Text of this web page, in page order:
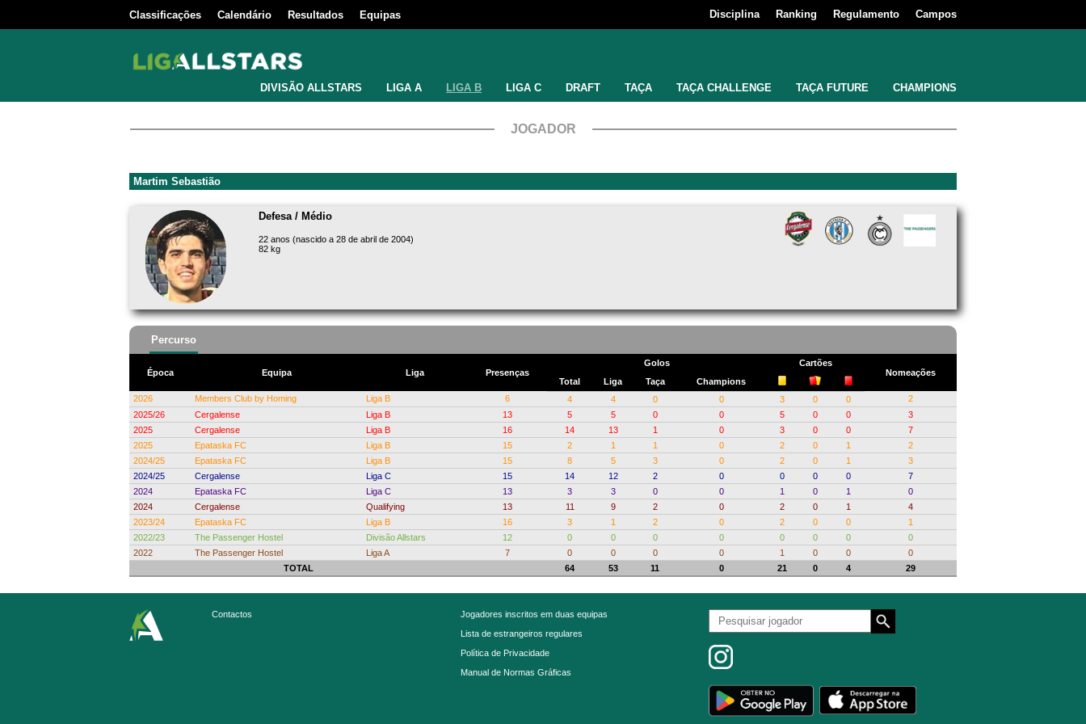
Classificações Calendário Resultados Equipas Disciplina Ranking Regulamento Campos
DIVISÃO ALLSTARS LIGA A LIGA B LIGA C DRAFT TAÇA TAÇA CHALLENGE TAÇA FUTURE CHAMPIONS
JOGADOR
Martim Sebastião
Defesa / Médio
22 anos (nascido a 28 de abril de 2004)
82 kg
Percurso
Época Equipa Liga Presenças
Golos
Cartões
Nomeações
Total
Liga Taça
Champions
2026
Members Club by Homing Liga B 6 4 4 0 0 3 0 0
2
2025/26
Cergalense Liga B 13 5 5 0 0 5 0 0
3
2025
Cergalense Liga B 16 14 13 1 0 3 0 0
7
2025
Epataska FC Liga B 15 2 1 1 0 2 0 1
2
2024/25
Epataska FC Liga B 15 8 5 3 0 2 0 1
3
2024/25
Cergalense Liga C 15 14 12 2 0 0 0 0
7
2024
Epataska FC Liga C 13 3 3 0 0 1 0 1
0
2024
Cergalense Qualifying 13 11 9 2 0 2 0 1
4
2023/24
Epataska FC Liga B 16 3 1 2 0 2 0 0
1
2022/23
The Passenger Hostel Divisão Allstars 12 0 0 0 0 0 0 0
0
2022
The Passenger Hostel Liga A 7 0 0 0 0 1 0 0
0
TOTAL
64 53 11 0 21 0 4 29
Contactos
Jogadores inscritos em duas equipas
Lista de estrangeiros regulares
Política de Privacidade
Manual de Normas Gráficas